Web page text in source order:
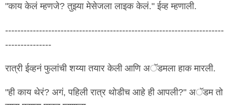
"काय केलं म्हणजे? तुझ्या मेसेजला लाइक केलं." ईव्ह म्हणाली.
-----------------------------------------------------------------------
---------------
रात्री ईव्हनं फुलांची शय्या तयार केली आणि अॅडमला हाक मारली.
"ही काय थेरं? अगं, पहिली रात्र थोडीच आहे ही आपली?" अॅडम तो